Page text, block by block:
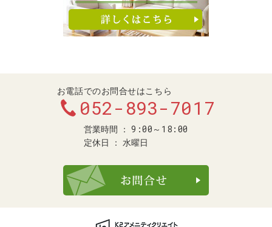
お電話でのお問合せはこちら
052-893-7017
営業時間 9:00～18:00
定休日 水曜日